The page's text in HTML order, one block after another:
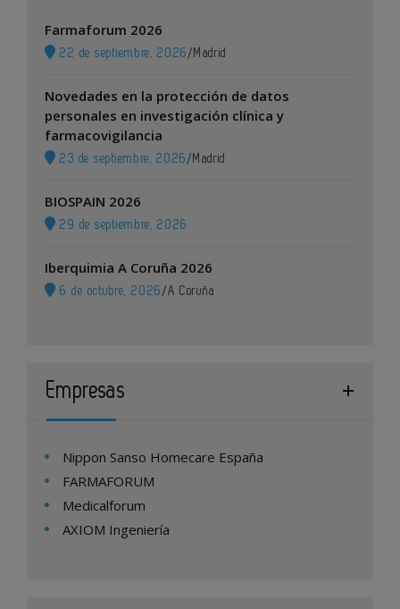
Farmaforum 2026
22 de septiembre, 2026 / Madrid
Novedades en la protección de datos
personales en investigación clínica y
farmacovigilancia
23 de septiembre, 2026 / Madrid
BIOSPAIN 2026
29 de septiembre, 2026
Iberquimia A Coruña 2026
6 de octubre, 2026 /A Coruña
Empresas
Nippon Sanso Homecare España
FARMAFORUM
Medicalforum
AXIOM Ingeniería